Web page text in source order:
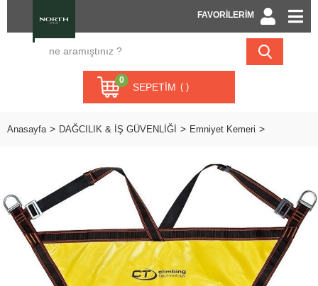
FAVORİLERİM
SEPETIM
0
Anasayfa DAĞCILIK & İŞ GÜVENLİĞİ Emniyet Kemeri